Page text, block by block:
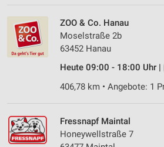
ZOO & Co. Hanau
Moselstraße 2b
63452 Hanau
Heute 09:00 - 18:00 Uhr |
406,78 km • Angebote: 1
Fressnapf Maintal
Honeywellstraße 7